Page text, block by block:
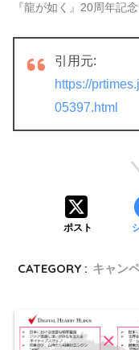
『龍が如く』20周年記
引用元:
https://
05397.html
ポスト
CATEGORY : キャン